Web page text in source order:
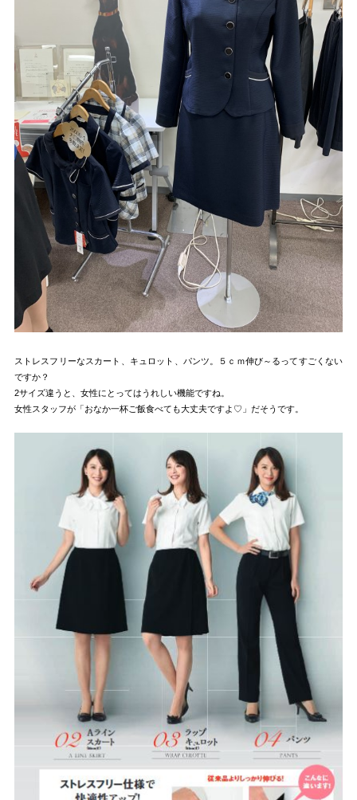
ストレスフリーなスカート、キュロット、パンツ。５ｃｍ伸び～るってすごくない
ですか？
2サイズ違うと、女性にとってはうれしい機能ですね。
女性スタッフが「おなか一杯ご飯食べても大丈夫ですよ♡」だそうです。